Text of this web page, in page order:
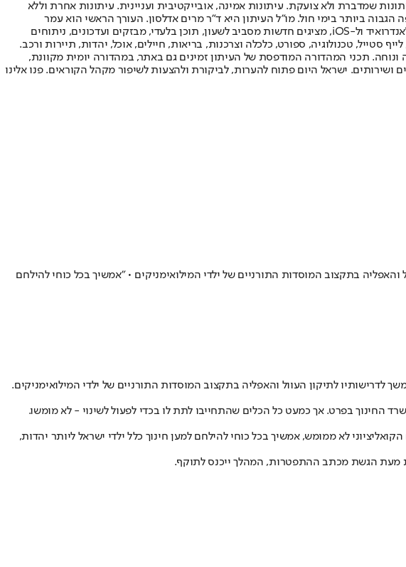
שמדברת ולא צועקת. עיתונות אמינה, אובייקטיבית ועניינית. עיתונות אחרת וללא
לעיתון הישראלי בעל שיעור החשיפה הגבוה ביותר בימי חול. מו"ל העיתון היא ד"ר מרים אדלסון. העורך הראשי הוא עמר
לחמנוביץ, והעורך המייסד הוא עמוס רגב. אתרי האינטרנט של "ישראל היום" בעברית ובאנגלית, כמו כן היישומונים (אפליקציות) לאנדרואיד ול-iOS, מציגים חדשות מסביב לשעון, תוכן בלעדי, מבזקים ועדכונים, ניתוחים
סטייל, טכנולוגיה, ספורט, כלכלה וצרכנות, בריאות, חיילים, אוכל, יהדות, תיירות ורכב.
ונוחה. תכני המהדורה המודפסת של העיתון זמינים גם באתר, במהדורה יומית מקוונת,
ישראל היום פתוח להערות, לביקורת ולהצעות לשיפור מקהל הקוראים. פנו אלינו
בתקצוב המוסדות התורניים של ילדי המילואימניקים • "אמשיך בכל כוחי להילחם
לתיקון העוול והאפליה בתקצוב המוסדות התורניים של ילדי המילואימניקים.
בפרט. אך כמעט כל הכלים שהתחייבו לתת לו בכדי לפעול לשינוי - לא מומשו.
לא ממומש, אמשיך בכל כוחי להילחם למען חינוך כלל ילדי ישראל ליותר יהדות,